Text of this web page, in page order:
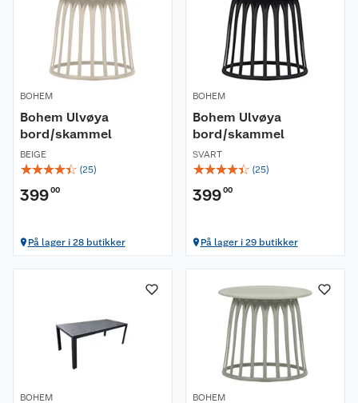
BOHEM
Bohem Ulvøya
bord/skammel
BEIGE
☆☆☆☆☆ (25)
39900
På lager i 28 butikker
BOHEM
Bohem Ulvøya
bord/skammel
SVART
☆☆☆☆☆ (25)
39900
På lager i 29 butikker
BOHEM BOHEM